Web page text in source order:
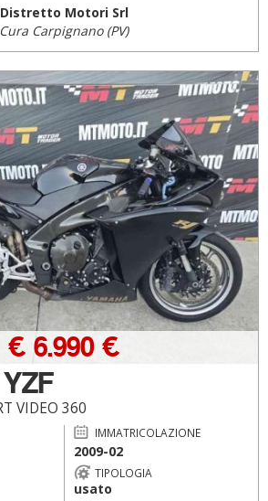
Distretto Motori Srl
Cura Carpignano (PV)
VIDEO 360
€ 6.990 €
IMMATRICOLAZIONE
2009-02
TIPOLOGIA
usato